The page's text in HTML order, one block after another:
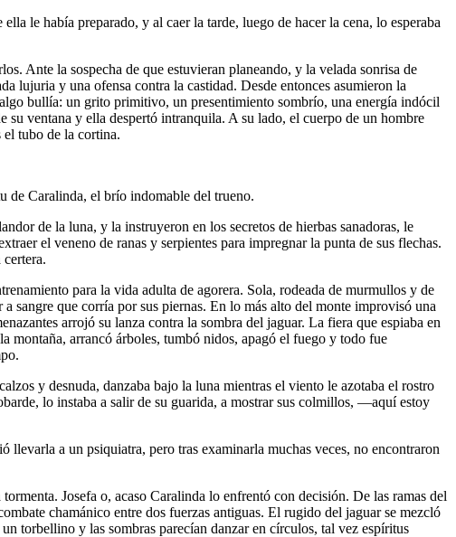
le había preparado, y al caer la tarde, luego de hacer la cena, lo esperaba
Ante la sospecha de que estuvieran planeando, y la velada sonrisa de
lujuria y una ofensa contra la castidad. Desde entonces asumieron la
bullía: un grito primitivo, un presentimiento sombrío, una energía indócil
su ventana y ella despertó intranquila. A su lado, el cuerpo de un hombre
tubo de la cortina.
de Caralinda, el brío indomable del trueno.
de la luna, y la instruyeron en los secretos de hierbas sanadoras, le
el veneno de ranas y serpientes para impregnar la punta de sus flechas.
para la vida adulta de agorera. Sola, rodeada de murmullos y de
sangre que corría por sus piernas. En lo más alto del monte improvisó una
arrojó su lanza contra la sombra del jaguar. La fiera que espiaba en
montaña, arrancó árboles, tumbó nidos, apagó el fuego y todo fue
y desnuda, danzaba bajo la luna mientras el viento le azotaba el rostro
lo instaba a salir de su guarida, a mostrar sus colmillos, —aquí estoy
a un psiquiatra, pero tras examinarla muchas veces, no encontraron
Josefa o, acaso Caralinda lo enfrentó con decisión. De las ramas del
chamánico entre dos fuerzas antiguas. El rugido del jaguar se mezcló
torbellino y las sombras parecían danzar en círculos, tal vez espíritus